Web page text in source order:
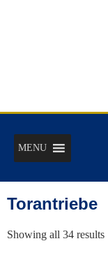
MENU
Torantriebe
Showing all 34 results